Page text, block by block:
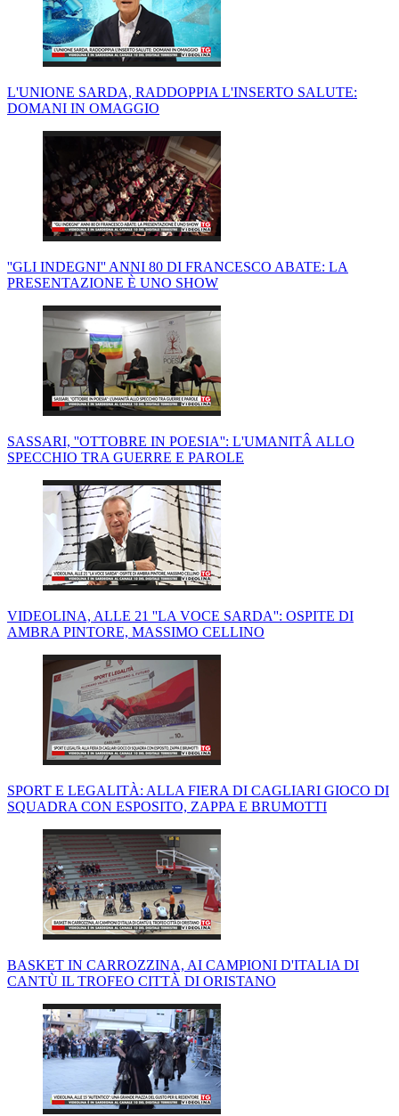
L'UNIONE SARDA, RADDOPPIA L'INSERTO SALUTE:
DOMANI IN OMAGGIO
''GLI INDEGNI'' ANNI 80 DI FRANCESCO ABATE: LA
PRESENTAZIONE È UNO SHOW
SASSARI, ''OTTOBRE IN POESIA'': L'UMANITÂ ALLO
SPECCHIO TRA GUERRE E PAROLE
VIDEOLINA, ALLE 21 ''LA VOCE SARDA'': OSPITE DI
AMBRA PINTORE, MASSIMO CELLINO
SPORT E LEGALITÀ: ALLA FIERA DI CAGLIARI GIOCO DI
SQUADRA CON ESPOSITO, ZAPPA E BRUMOTTI
BASKET IN CARROZZINA, AI CAMPIONI D'ITALIA DI
CANTÙ IL TROFEO CITTÀ DI ORISTANO